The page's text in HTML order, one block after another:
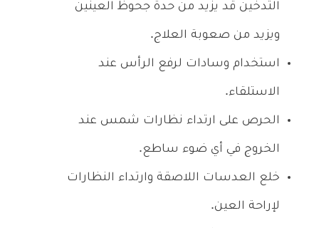
التدخين قد يزيد من حدة جحوظ العينين
ويزيد من صعوبة العلاج.
استخدام وسادات لرفع الرأس عند
الاستلقاء.
الحرص على ارتداء نظارات شمس عند
الخروج في أي ضوء ساطع.
خلع العدسات اللاصقة وارتداء النظارات
لإراحة العين.